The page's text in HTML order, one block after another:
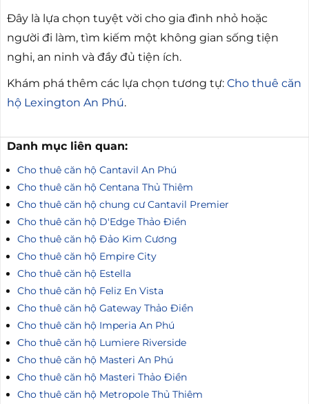
Đây là lựa chọn tuyệt vời cho gia đình nhỏ hoặc
người đi làm, tìm kiếm một không gian sống tiện
nghi, an ninh và đầy đủ tiện ích.
Khám phá thêm các lựa chọn tương tự: Cho thuê căn
hộ Lexington An Phú.
Danh mục liên quan:
Cho thuê căn hộ Cantavil An Phú
Cho thuê căn hộ Centana Thủ Thiêm
Cho thuê căn hộ chung cư Cantavil Premier
Cho thuê căn hộ D'Edge Thảo Điền
Cho thuê căn hộ Đảo Kim Cương
Cho thuê căn hộ Empire City
Cho thuê căn hộ Estella
Cho thuê căn hộ Feliz En Vista
Cho thuê căn hộ Gateway Thảo Điền
Cho thuê căn hộ Imperia An Phú
Cho thuê căn hộ Lumiere Riverside
Cho thuê căn hộ Masteri An Phú
Cho thuê căn hộ Masteri Thảo Điền
Cho thuê căn hộ Metropole Thủ Thiêm